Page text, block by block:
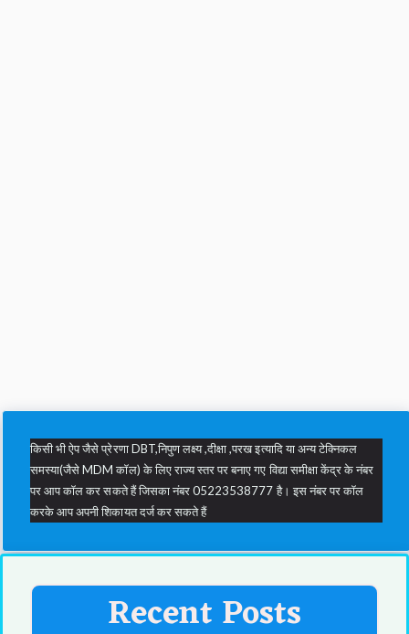
किसी भी ऐप जैसे प्रेरणा DBT,निपुण लक्ष्य ,दीक्षा ,परख इत्यादि या अन्य टेक्निकल
समस्या(जैसे MDM कॉल) के लिए राज्य स्तर पर बनाए गए विद्या समीक्षा केंद्र के नंबर
पर आप कॉल कर सकते हैं जिसका नंबर 05223538777 है। इस नंबर पर कॉल
करके आप अपनी शिकायत दर्ज कर सकते हैं
Recent Posts